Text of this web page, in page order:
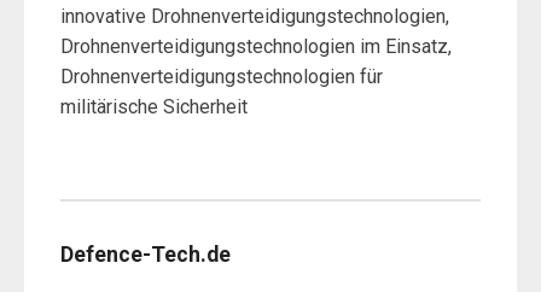
innovative Drohnenverteidigungstechnologien,
Drohnenverteidigungstechnologien im Einsatz,
Drohnenverteidigungstechnologien für
militärische Sicherheit
Defence-Tech.de